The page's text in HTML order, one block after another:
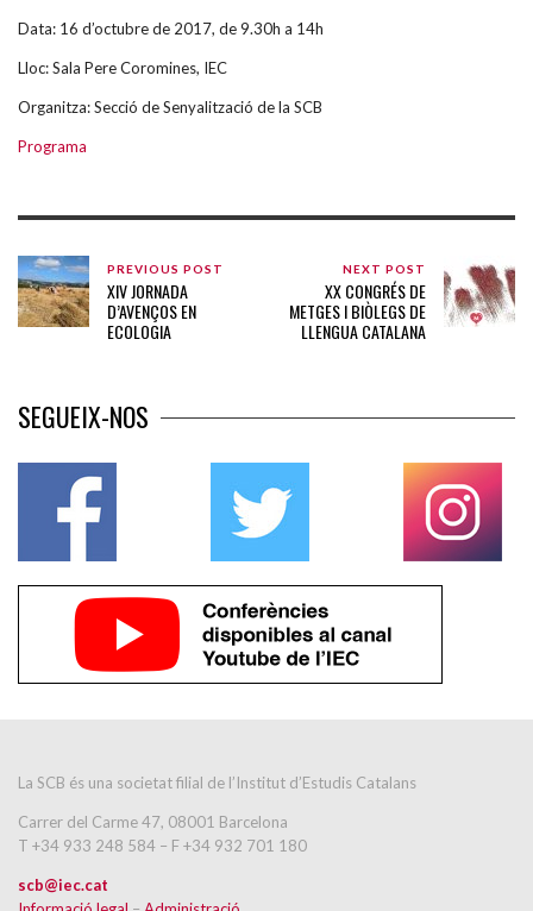
Data: 16 d’octubre de 2017, de 9.30h a 14h
Lloc: Sala Pere Coromines, IEC
Organitza: Secció de Senyalització de la SCB
Programa
PREVIOUS POST
XIV JORNADA
D’AVENÇOS EN
ECOLOGIA
NEXT POST
XX CONGRÉS DE
METGES I BIÒLEGS DE
LLENGUA CATALANA
SEGUEIX-NOS
La SCB és una societat filial de l’Institut d’Estudis Catalans
Carrer del Carme 47, 08001 Barcelona
T +34 933 248 584 – F +34 932 701 180
scb@iec.cat